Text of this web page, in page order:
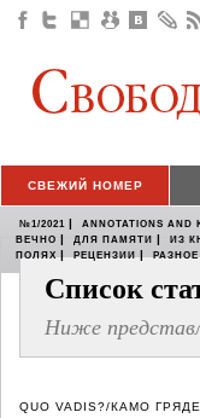
СВЕЖИЙ НОМЕР
№1/2021 | ANNOTATIONS AND
ВЕЧНО | ДЛЯ ПАМЯТИ | ИЗ
ПОЛЯХ | РЕЦЕНЗИИ | РАЗНОЕ
Список
Ниже
QUO VADIS?/КАМО